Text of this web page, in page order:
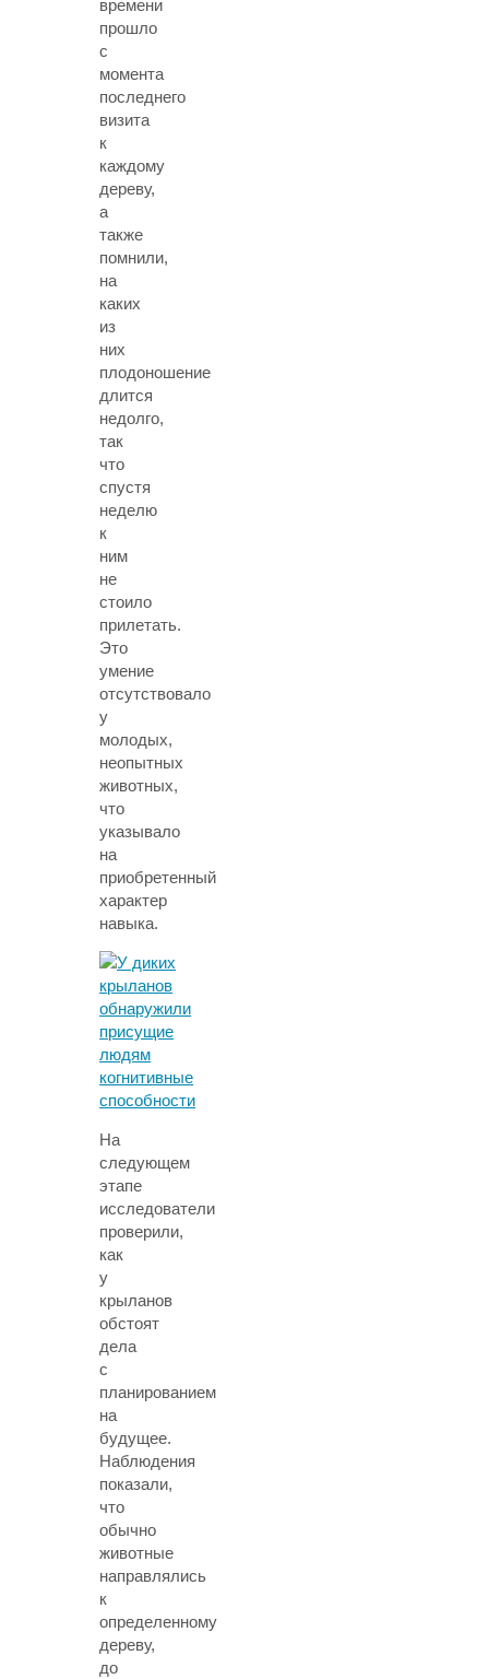
времени
прошло
с
момента
последнего
визита
к
каждому
дереву,
а
также
помнили,
на
каких
из
них
плодоношение
длится
недолго,
так
что
спустя
неделю
к
ним
не
стоило
прилетать.
Это
умение
отсутствовало
у
молодых,
неопытных
животных,
что
указывало
на
приобретенный
характер
навыка.
На
следующем
этапе
исследователи
проверили,
как
у
крыланов
обстоят
дела
с
планированием
на
будущее.
Наблюдения
показали,
что
обычно
животные
направлялись
к
определенному
дереву,
до